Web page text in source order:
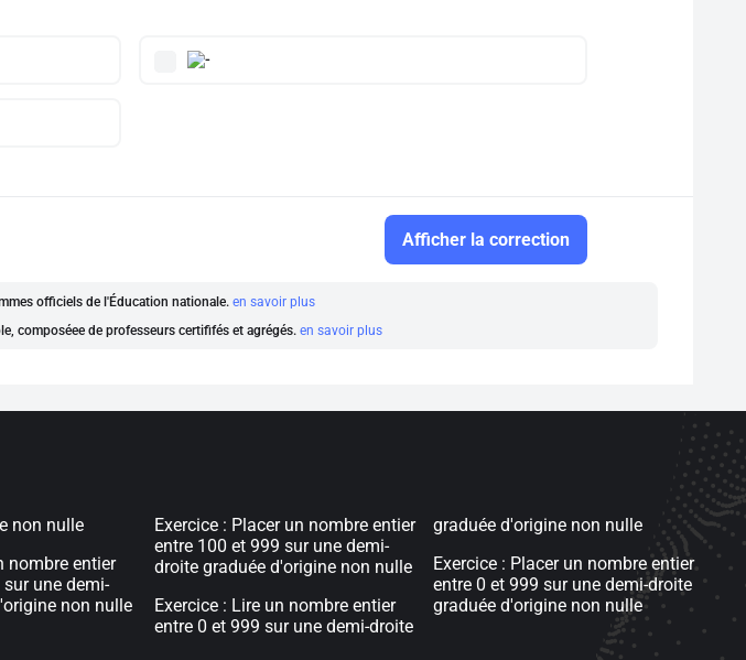
Afficher la correction
officiels de l'Éducation nationale. en savoir plus
composéee de professeurs certififés et agrégés. en savoir plus
non nulle
nombre entier
une demi-
non nulle
Exercice : Placer un nombre entier
entre 100 et 999 sur une demi-
droite graduée d'origine non nulle
Exercice : Lire un nombre entier
entre 0 et 999 sur une demi-droite
graduée d'origine non nulle
Exercice : Placer un nombre entier
entre 0 et 999 sur une demi-droite
graduée d'origine non nulle